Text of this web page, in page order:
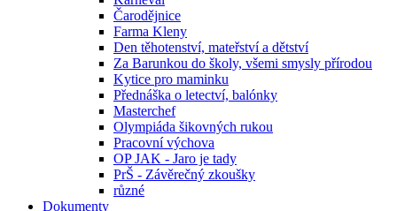
Čarodějnice
Farma Kleny
Den těhotenství, mateřství a dětství
Za Barunkou do školy, všemi smysly přírodou
Kytice pro maminku
Přednáška o letectví, balónky
Masterchef
Olympiáda šikovných rukou
Pracovní výchova
OP JAK - Jaro je tady
PrŠ - Závěrečný zkoušky
různé
Dokumenty